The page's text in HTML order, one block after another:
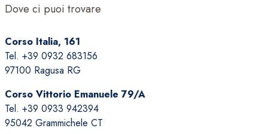
più
Le
opzioni
possono
scelte
nella
pagina
Dove ci puoi trovare
Corso Italia, 161
Tel. +39 0932 683156
97100 Ragusa RG
Corso Vittorio Emanuele 79/A
Tel. +39 0933 942394
95042 Grammichele CT